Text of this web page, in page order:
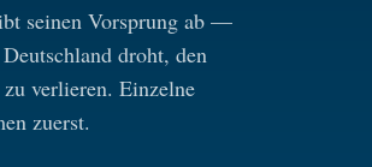
seinen Vorsprung ab —
droht, den
verlieren. Einzelne
zuerst.